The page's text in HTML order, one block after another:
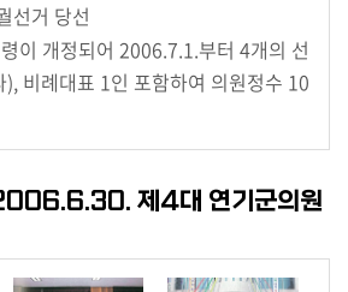
선거 당선
이 개정되어 2006.7.1.부터 4개의 선
), 비례대표 1인 포함하여 의원정수 10
제4대 연기군의원